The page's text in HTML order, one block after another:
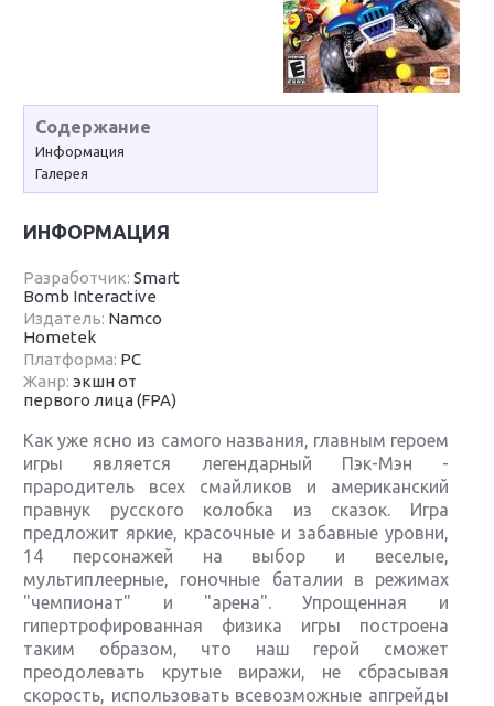
Содержание
Информация
Галерея
ИНФОРМАЦИЯ
Разработчик:Smart
Bomb Interactive
Издатель: Namco
Hometek
Платформа: PC
Жанр:экшн от
первого лица (FPA)
Как уже ясно из самого названия, главным героем
игры является легендарный Пэк-Мэн -
прародитель всех смайликов и американский
правнук русского колобка из сказок. Игра
предложит яркие, красочные и забавные уровни,
14 персонажей на выбор и веселые,
мультиплеерные, гоночные баталии в режимах
"чемпионат" и "арена". Упрощенная и
гипертрофированная физика игры построена
таким образом, что наш герой сможет
преодолевать крутые виражи, не сбрасывая
скорость, использовать всевозможные апгрейды